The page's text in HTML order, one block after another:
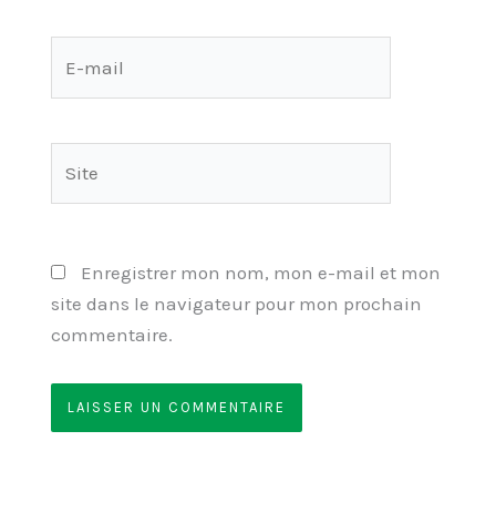
Enregistrer mon nom, mon e-mail et mon
site dans le navigateur pour mon prochain
commentaire.